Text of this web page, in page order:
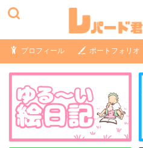
プロフィール ポートフォリオ